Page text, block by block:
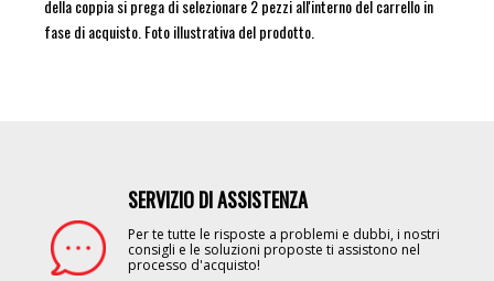
della coppia si prega di selezionare 2 pezzi all'interno del carrello in
fase di acquisto. Foto illustrativa del prodotto.
SERVIZIO DI ASSISTENZA
Per te tutte le risposte a problemi e dubbi, i nostri
consigli e le soluzioni proposte ti assistono nel
processo d'acquisto!